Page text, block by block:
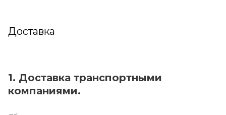
Доставка
1. Доставка транспортными
компаниями.